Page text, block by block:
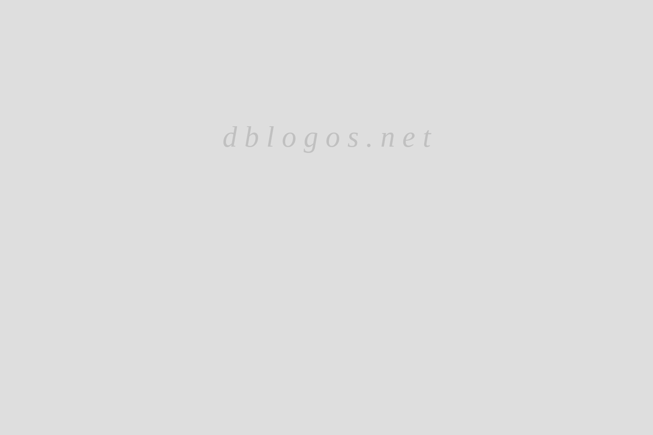
d b l o g o s . n e t